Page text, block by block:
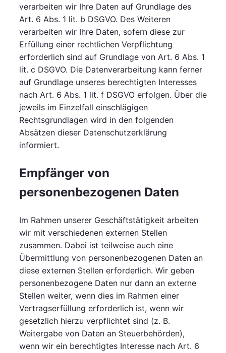
verarbeiten wir Ihre Daten auf Grundlage des
Art. 6 Abs. 1 lit. b DSGVO. Des Weiteren
verarbeiten wir Ihre Daten, sofern diese zur
Erfüllung einer rechtlichen Verpflichtung
erforderlich sind auf Grundlage von Art. 6 Abs. 1
lit. c DSGVO. Die Datenverarbeitung kann ferner
auf Grundlage unseres berechtigten Interesses
nach Art. 6 Abs. 1 lit. f DSGVO erfolgen. Über die
jeweils im Einzelfall einschlägigen
Rechtsgrundlagen wird in den folgenden
Absätzen dieser Datenschutzerklärung
informiert.
Empfänger von
personenbezogenen Daten
Im Rahmen unserer Geschäftstätigkeit arbeiten
wir mit verschiedenen externen Stellen
zusammen. Dabei ist teilweise auch eine
Übermittlung von personenbezogenen Daten an
diese externen Stellen erforderlich. Wir geben
personenbezogene Daten nur dann an externe
Stellen weiter, wenn dies im Rahmen einer
Vertragserfüllung erforderlich ist, wenn wir
gesetzlich hierzu verpflichtet sind (z. B.
Weitergabe von Daten an Steuerbehörden),
wenn wir ein berechtigtes Interesse nach Art. 6